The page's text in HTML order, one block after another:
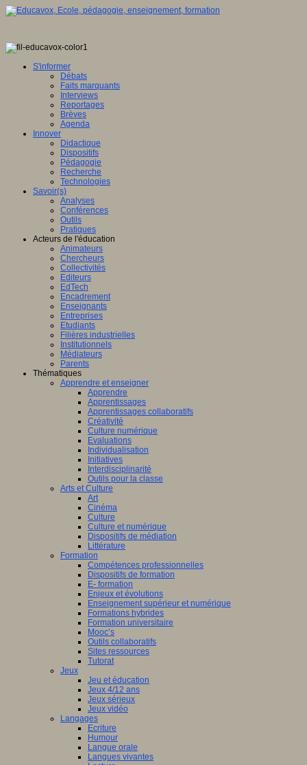
S'informer
Débats
Faits marquants
Interviews
Reportages
Brèves
Agenda
Innover
Didactique
Dispositifs
Pédagogie
Recherche
Technologies
Savoir(s)
Analyses
Conférences
Outils
Pratiques
Acteurs de l'éducation
Animateurs
Chercheurs
Collectivités
Editeurs
EdTech
Encadrement
Enseignants
Entreprises
Etudiants
Filières industrielles
Institutionnels
Médiateurs
Parents
Thématiques
Apprendre et enseigner
Apprendre
Apprentissages
Apprentissages collaboratifs
Créativité
Culture numérique
Evaluations
Individualisation
Initiatives
Interdisciplinarité
Outils pour la classe
Arts et Culture
Art
Cinéma
Culture
Culture et numérique
Dispositifs de médiation
Littérature
Formation
Compétences professionnelles
Dispositifs de formation
E- formation
Enjeux et évolutions
Enseignement supérieur et numérique
Formations hybrides
Formation universitaire
Mooc’s
Outils collaboratifs
Sites ressources
Tutorat
Jeux
Jeu et éducation
Jeux 4/12 ans
Jeux sérieux
Jeux vidéo
Langages
Ecriture
Humour
Langue orale
Langues vivantes